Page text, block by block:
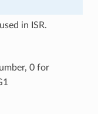
in ISR.
0 for